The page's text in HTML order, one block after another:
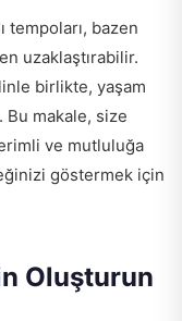
tempoları, bazen
uzaklaştırabilir.
birlikte, yaşam
Bu makale, size
ve mutluluğa
göstermek için
Oluşturun